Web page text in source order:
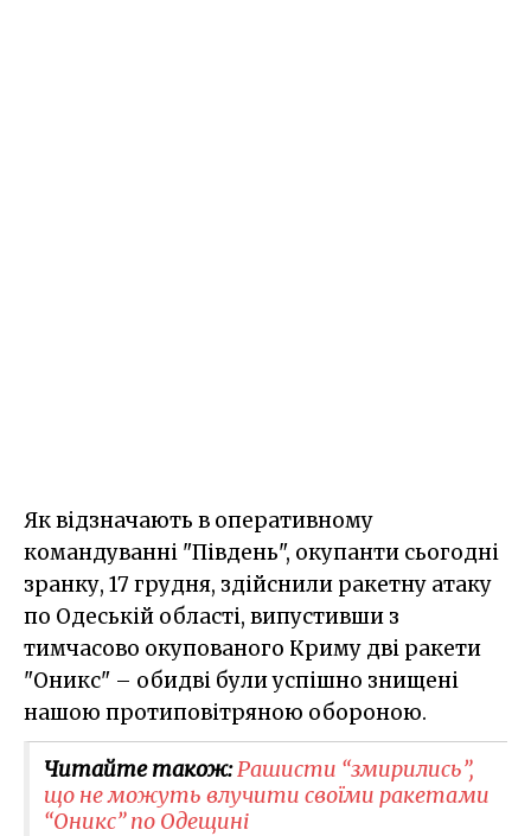
Як відзначають в оперативному
командуванні "Південь", окупанти сьогодні
зранку, 17 грудня, здійснили ракетну атаку
по Одеській області, випустивши з
тимчасово окупованого Криму дві ракети
"Оникс" – обидві були успішно знищені
нашою протиповітряною обороною.
Читайте також:Рашисти “змирились”,
що не можуть влучити своїми ракетами
“Оникс” по Одещині